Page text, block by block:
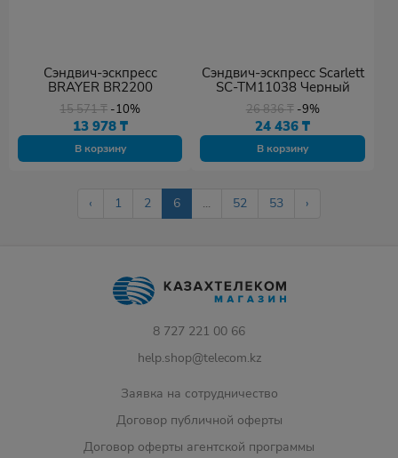
Сэндвич-эскпресс
BRAYER BR2200
15 571₸ -10%
13 978 ₸
В корзину
Сэндвич-эскпресс Scarlett
SC-TM11038 Черный
26 836₸ -9%
24 436₸
В корзину
‹ 1 2 6 ... 52 53 ›
8 727 221 00 66
help.shop@telecom.kz
Заявка на сотрудничество
Договор публичной оферты
Договор оферты агентской программы